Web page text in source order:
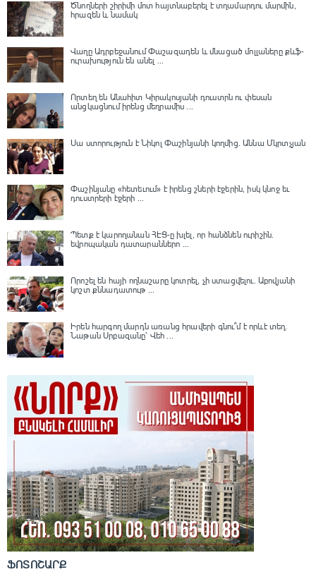
Ծնողների շիրիմի մոտ հայտնաբերել է տղամարդու մարմին,
հրազեն և նամակ
Վաղը Ադրբեջանում Փաշազադեն և մնացած մոլլաները քևֆ-
ուրախություն են անել ...
Որտեղ են Անահիտ Կիրակոսյանի դուստրն ու փեսան
անցկացնում իրենց մեղրամիս ...
Սա ստորություն է Նիկոլ Փաշինյանի կողմից․ Աննա Մկրտչյան
Փաշինյանը «հետեւում» է իրենց շների էջերին, իսկ կնոջ եւ
դուստրերի էջերի ...
Պետք է կարողանան ՀԷՑ-ը խլել, որ հանձնեն ուրիշին.
եվրոպական դատարաններո ...
Որոշել են հայի ողնաշարը կոտրել, չի ստացվելու․ Աբովյանի
կոշտ քննադատութ ...
Իրեն հարգող մարդն առանց հրավերի գնու՞մ է որևէ տեղ.
Նաթան Սրբազանը՝ Վեհ ...
ՖՈՏՈՇԱՐՔ